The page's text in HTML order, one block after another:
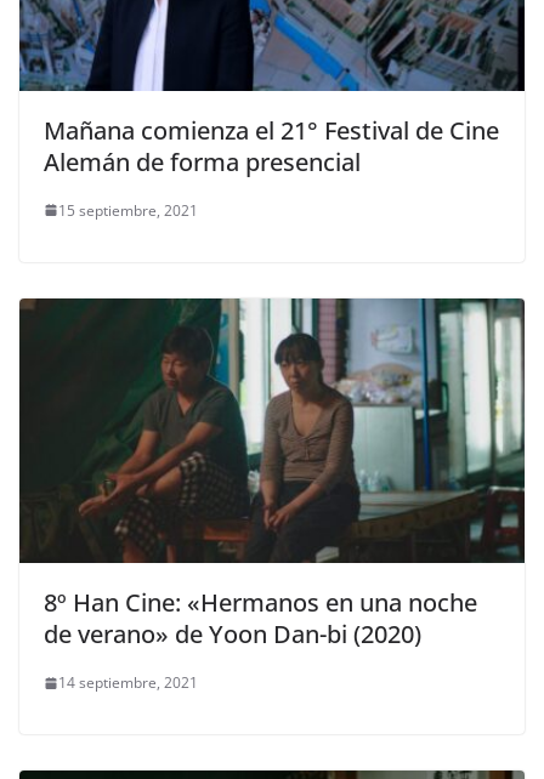
Mañana comienza el 21° Festival de Cine
Alemán de forma presencial
15 septiembre, 2021
8º Han Cine: «Hermanos en una noche
de verano» de Yoon Dan-bi (2020)
14 septiembre, 2021